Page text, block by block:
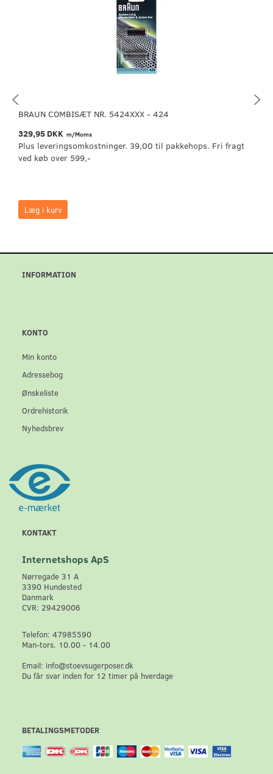
BRAUN COMBISÆT NR. 5424XXX - 424
329,95 DKK m/Moms
Plus leveringsomkostninger. 39,00 til pakkehops. Fri fragt
ved køb over 599,-
Læg i kurv
INFORMATION
KONTO
Min konto
Adressebog
Ønskeliste
Ordrehistorik
Nyhedsbrev
KONTAKT
Internetshops ApS
Nørregade 31 A
3390 Hundested
Danmark
CVR: 29429006
Telefon: 47985590
Man-tors. 10.00 - 14.00
Email: info@stoevsugerposer.dk
Du får svar inden for 12 timer på hverdage
BETALINGSMETODER